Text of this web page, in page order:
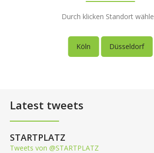
Durch klicken Standort
Köln Düsseldorf
Latest tweets
STARTPLATZ
Tweets von @STARTPLATZ